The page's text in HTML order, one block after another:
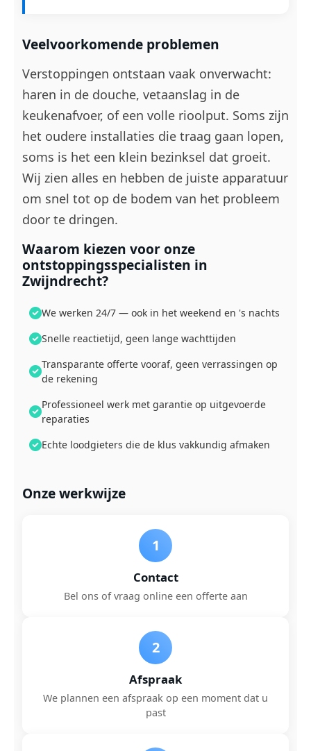
Veelvoorkomende problemen
Verstoppingen ontstaan vaak onverwacht:
haren in de douche, vetaanslag in de
keukenafvoer, of een volle rioolput. Soms zijn
het oudere installaties die traag gaan lopen,
soms is het een klein bezinksel dat groeit.
Wij zien alles en hebben de juiste apparatuur
om snel tot op de bodem van het probleem
door te dringen.
Waarom kiezen voor onze
ontstoppingsspecialisten in
Zwijndrecht?
We werken 24/7 — ook in het weekend en 's nachts
Snelle reactietijd, geen lange wachttijden
Transparante offerte vooraf, geen verrassingen op
de rekening
Professioneel werk met garantie op uitgevoerde
reparaties
Echte loodgieters die de klus vakkundig afmaken
Onze werkwijze
1
Contact
Bel ons of vraag online een offerte aan
2
Afspraak
We plannen een afspraak op een moment dat u
past